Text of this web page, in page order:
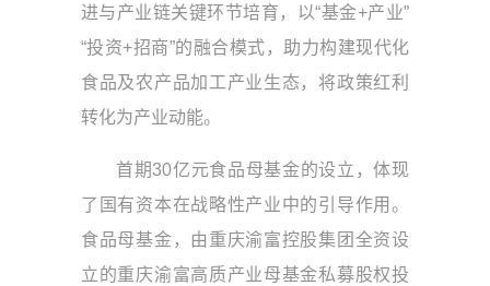
进与产业链关键环节培育，以“基金+产业”
“投资+招商”的融合模式，助力构建现代化
食品及农产品加工产业生态，将政策红利
转化为产业动能。
首期30亿元食品母基金的设立，体现
了国有资本在战略性产业中的引导作用。
食品母基金，由重庆渝富控股集团全资设
立的重庆渝富高质产业母基金私募股权投